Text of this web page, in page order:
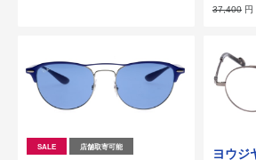
37,400 円
SALE 店舗取寄可能 ヨウジ